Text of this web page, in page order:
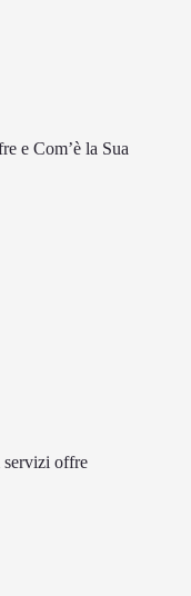
e Com’è la Sua
servizi offre